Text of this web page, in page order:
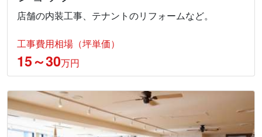
店舗の内装工事、テナントのリフォームなど。
工事費用相場（坪単価）
15～30万円